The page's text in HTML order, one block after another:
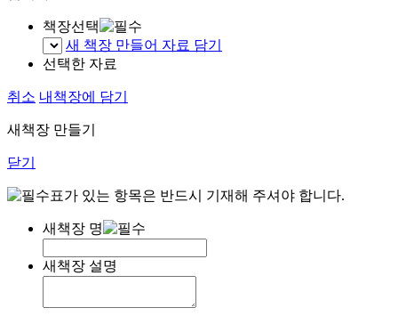
책장선택
새 책장 만들어 자료 담기
선택한 자료
취소 내책장에 담기
새책장 만들기
닫기
표가 있는 항목은 반드시 기재해 주셔야 합니다.
새책장 명
새책장 설명